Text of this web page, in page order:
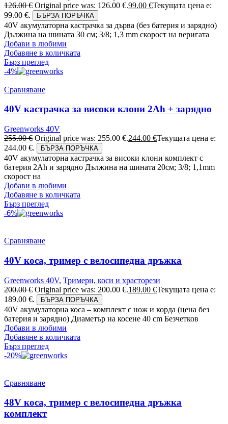
126.00€ Original price was: 126.00 €.99.00 €Текущата цена е:
99.00 €.
БЪРЗА ПОРЪЧКА
40V акумулаторна кастрачка за дърва (без батерия и зарядно)
Дължина на шината 30 см; 3/8; 1,3 mm скорост на веригата
Добави в любими
Добавяне в количката
Бърз преглед
-4%
Сравняване
40V кастрачка за високи клони 2Ah + зарядно
Greenworks 40V
255.00€ Original price was: 255.00 €.244.00 €Текущата цена е:
244.00 €.
БЪРЗА ПОРЪЧКА
40V акумулаторна кастрачка за високи клони комплект с
батерия 2Ah и зарядно Дължина на шината 20см; 3/8; 1,1mm
скорост на
Добави в любими
Добавяне в количката
Бърз преглед
-6%
Сравняване
40V коса, тример с велосипедна дръжка
Greenworks 40V, Тримери, коси и храсторези
200.00€ Original price was: 200.00 €.189.00 €Текущата цена е:
189.00 €.
БЪРЗА ПОРЪЧКА
40V акумулаторна коса – комплект с нож и корда (цена без
батерия и зарядно) Диаметър на косене 40 cm Безчетков
Добави в любими
Добавяне в количката
Бърз преглед
-20%
Сравняване
48V коса, тример с велосипедна дръжка
комплект